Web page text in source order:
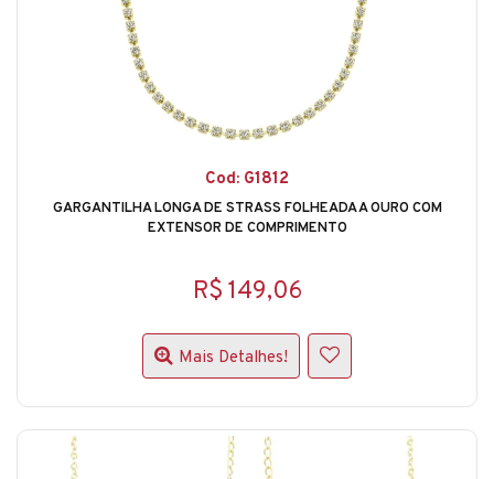
Cod: G1812
GARGANTILHA LONGA DE STRASS FOLHEADA A OURO COM
EXTENSOR DE COMPRIMENTO
R$ 149,06
Mais Detalhes!